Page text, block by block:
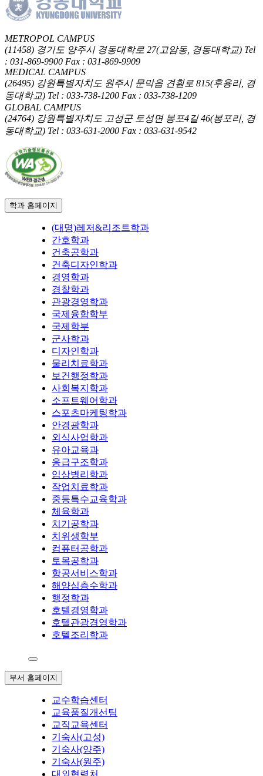
METROPOL CAMPUS
(11458) 경기도 양주시 경동대학로 27(고암동, 경동대학교) Tel
: 031-869-9900 Fax : 031-869-9909
MEDICAL CAMPUS
(26495) 강원특별자치도 원주시 문막읍 견훤로 815(후용리, 경
동대학교) Tel : 033-738-1200 Fax : 033-738-1209
GLOBAL CAMPUS
(24764) 강원특별자치도 고성군 토성면 봉포4길 46(봉포리, 경
동대학교) Tel : 033-631-2000 Fax : 033-631-9542
학과 홈페이지
(대명)레저&리조트학과
간호학과
건축공학과
건축디자인학과
경영학과
경찰학과
관광경영학과
국제융합학부
국제학부
군사학과
디자인학과
물리치료학과
보건행정학과
사회복지학과
소프트웨어학과
스포츠마케팅학과
안경광학과
외식사업학과
유아교육과
응급구조학과
임상병리학과
작업치료학과
중등특수교육학과
체육학과
치기공학과
치위생학부
컴퓨터공학과
토목공학과
항공서비스학과
해양심층수학과
행정학과
호텔경영학과
호텔관광경영학과
호텔조리학과
부서 홈페이지
교수학습센터
교육품질개선팀
교직교육센터
기숙사(고성)
기숙사(양주)
기숙사(원주)
대외협력처